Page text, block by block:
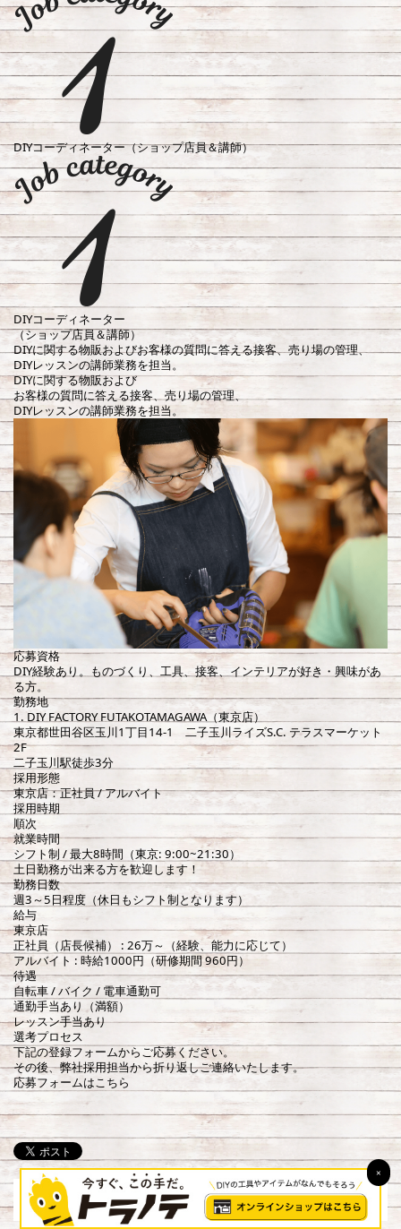
DIYコーディネーター（ショップ店員＆講師）
DIYコーディネーター
（ショップ店員＆講師）
DIYに関する物販およびお客様の質問に答える接客、売り場の管理、
DIYレッスンの講師業務を担当。
DIYに関する物販および
お客様の質問に答える接客、売り場の管理、
DIYレッスンの講師業務を担当。
応募資格
DIY経験あり。ものづくり、工具、接客、インテリアが好き・興味があ
る方。
勤務地
1. DIY FACTORY FUTAKOTAMAGAWA（東京店）
東京都世田谷区玉川1丁目14-1 二子玉川ライズS.C. テラスマーケット
2F
二子玉川駅徒歩3分
採用形態
東京店：正社員 / アルバイト
採用時期
順次
就業時間
シフト制 / 最大8時間（東京: 9:00~21:30）
土日勤務が出来る方を歓迎します！
勤務日数
週3～5日程度（休日もシフト制となります）
給与
東京店
正社員（店長候補） : 26万～（経験、能力に応じて）
アルバイト : 時給1000円（研修期間 960円）
待遇
自転車 / バイク / 電車通勤可
通勤手当あり（満額）
レッスン手当あり
選考プロセス
下記の登録フォームからご応募ください。
その後、弊社採用担当から折り返しご連絡いたします。
応募フォームはこちら
運営会社 プライバシーポリシー
×